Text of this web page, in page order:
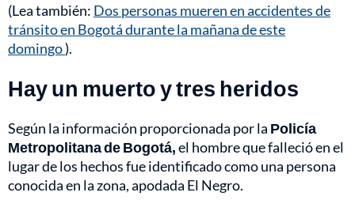
(Lea también: Dos personas mueren en accidentes de
tránsito en Bogotá durante la mañana de este
domingo).
Hay un muerto y tres heridos
Según la información proporcionada por la Policía
Metropolitana de Bogotá,el hombre que falleció en el
lugar de los hechos fue identificado como una persona
conocida en la zona, apodada El Negro.